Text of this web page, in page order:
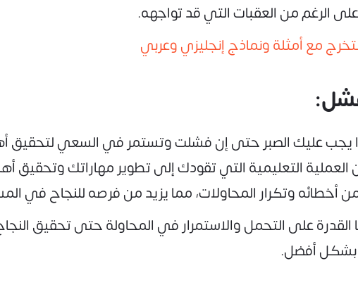
الرغم من العقبات التي قد تواجهه.
مع أمثلة ونماذج إنجليزي وعربي
يجب عليك الصبر حتى إن فشلت وتستمر في السعي لتحقيق
العملية التعليمية التي تقودك إلى تطوير مهاراتك
أخطائه وتكرار المحاولات، مما يزيد من فرصه للنجاح في
القدرة على التحمل والاستمرار في المحاولة حتى تحقيق
بشكل أفضل.